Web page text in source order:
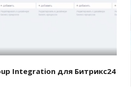
Integration для Битрикс24